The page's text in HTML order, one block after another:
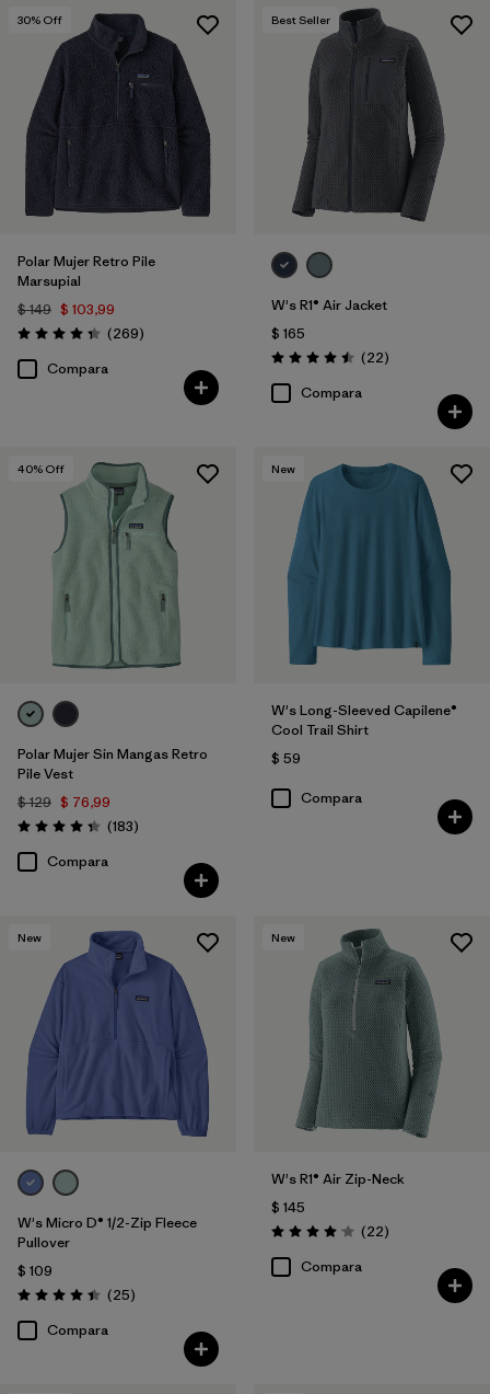
30% Off
Polar Mujer Retro Pile
Marsupial
$ 149 $ 103,99
Valoración: 4.3 / 5
(269Comentarios
)
Compara
Best Seller
W's R1® Air Jacket
$ 165
Valoración: 4.5 / 5
(22Comentarios
)
Compara
40% Off
Polar Mujer Sin Mangas Retro
Pile Vest
$ 129 $ 76,99
Valoración: 4.3 / 5
(183Comentarios
)
Compara
New
W's Long-Sleeved Capilene®
Cool Trail Shirt
$ 59
Compara
New
W's Micro D® 1/2-Zip Fleece
Pullover
$ 109
Valoración: 4.4 / 5
(25Comentarios
)
Compara
New
W's R1® Air Zip-Neck
$ 145
Valoración: 4.0 / 5
(22Comentarios
)
Compara